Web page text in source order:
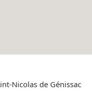
Nicolas de Génissac